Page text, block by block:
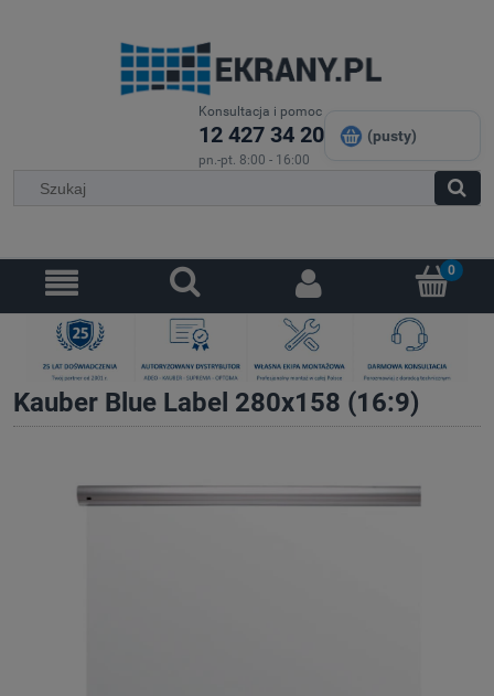
Konsultacja i pomoc
12 427 34 20
pn.-pt. 8:00 - 16:00
(pusty)
Kauber Blue Label 280x158 (16:9)